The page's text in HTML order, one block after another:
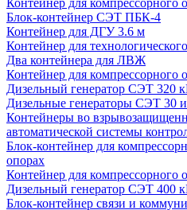
Контейнер для компрессорного
Блок-контейнер СЭТ ПБК-4
Контейнер для ДГУ 3.6 м
Контейнер для
Два контейнера для ЛВЖ
Контейнер для компрессорного
Дизельный генератор СЭТ 320
Дизельные генераторы СЭТ 30
Контейнеры во
автоматической системы
Блок-контейнер для
опорах
Контейнер для компрессорного
Дизельный генератор СЭТ 400
Блок-контейнер связи и